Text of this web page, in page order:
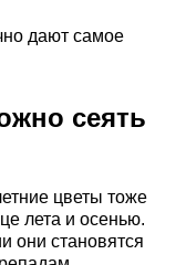
дают самое
сеять
цветы тоже
лета и осенью.
они становятся